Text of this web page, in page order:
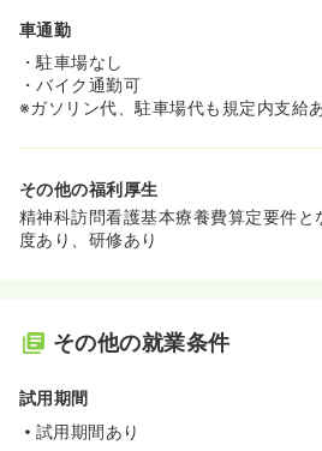
車通勤
・駐車場なし
・バイク通勤可
※ガソリン代、駐車場代も規定内支給
その他の福利厚生
精神科訪問看護基本療養費算定要件と
度あり、研修あり
その他の就業条件
試用期間
試用期間あり